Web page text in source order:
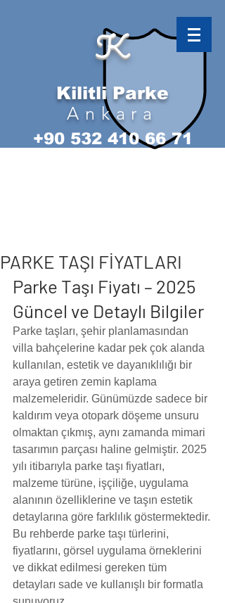
K
Kilitli Parke
Ankara
+90 532 410 66 71
PARKE TAŞI FİYATLARI
Parke Taşı Fiyatı – 2025
Güncel ve Detaylı Bilgiler
Parke taşları, şehir planlamasından
villa bahçelerine kadar pek çok alanda
kullanılan, estetik ve dayanıklılığı bir
araya getiren zemin kaplama
malzemeleridir. Günümüzde sadece bir
kaldırım veya otopark döşeme unsuru
olmaktan çıkmış, aynı zamanda mimari
tasarımın parçası haline gelmiştir. 2025
yılı itibarıyla parke taşı fiyatları,
malzeme türüne, işçiliğe, uygulama
alanının özelliklerine ve taşın estetik
detaylarına göre farklılık göstermektedir.
Bu rehberde parke taşı türlerini,
fiyatlarını, görsel uygulama örneklerini
ve dikkat edilmesi gereken tüm
detayları sade ve kullanışlı bir formatla